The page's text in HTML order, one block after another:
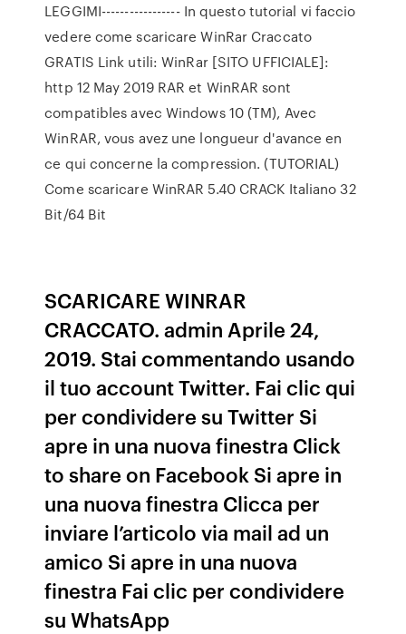
LEGGIMI----------------- In questo tutorial vi faccio
vedere come scaricare WinRar Craccato
GRATIS Link utili: WinRar [SITO UFFICIALE]:
http 12 May 2019 RAR et WinRAR sont
compatibles avec Windows 10 (TM), Avec
WinRAR, vous avez une longueur d'avance en
ce qui concerne la compression. (TUTORIAL)
Come scaricare WinRAR 5.40 CRACK Italiano 32
Bit/64 Bit
SCARICARE WINRAR
CRACCATO. admin Aprile 24,
2019. Stai commentando usando
il tuo account Twitter. Fai clic qui
per condividere su Twitter Si
apre in una nuova finestra Click
to share on Facebook Si apre in
una nuova finestra Clicca per
inviare l’articolo via mail ad un
amico Si apre in una nuova
finestra Fai clic per condividere
su WhatsApp